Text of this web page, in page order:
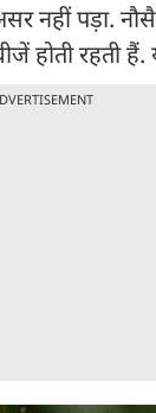
नहीं पड़ा.
होती रहती